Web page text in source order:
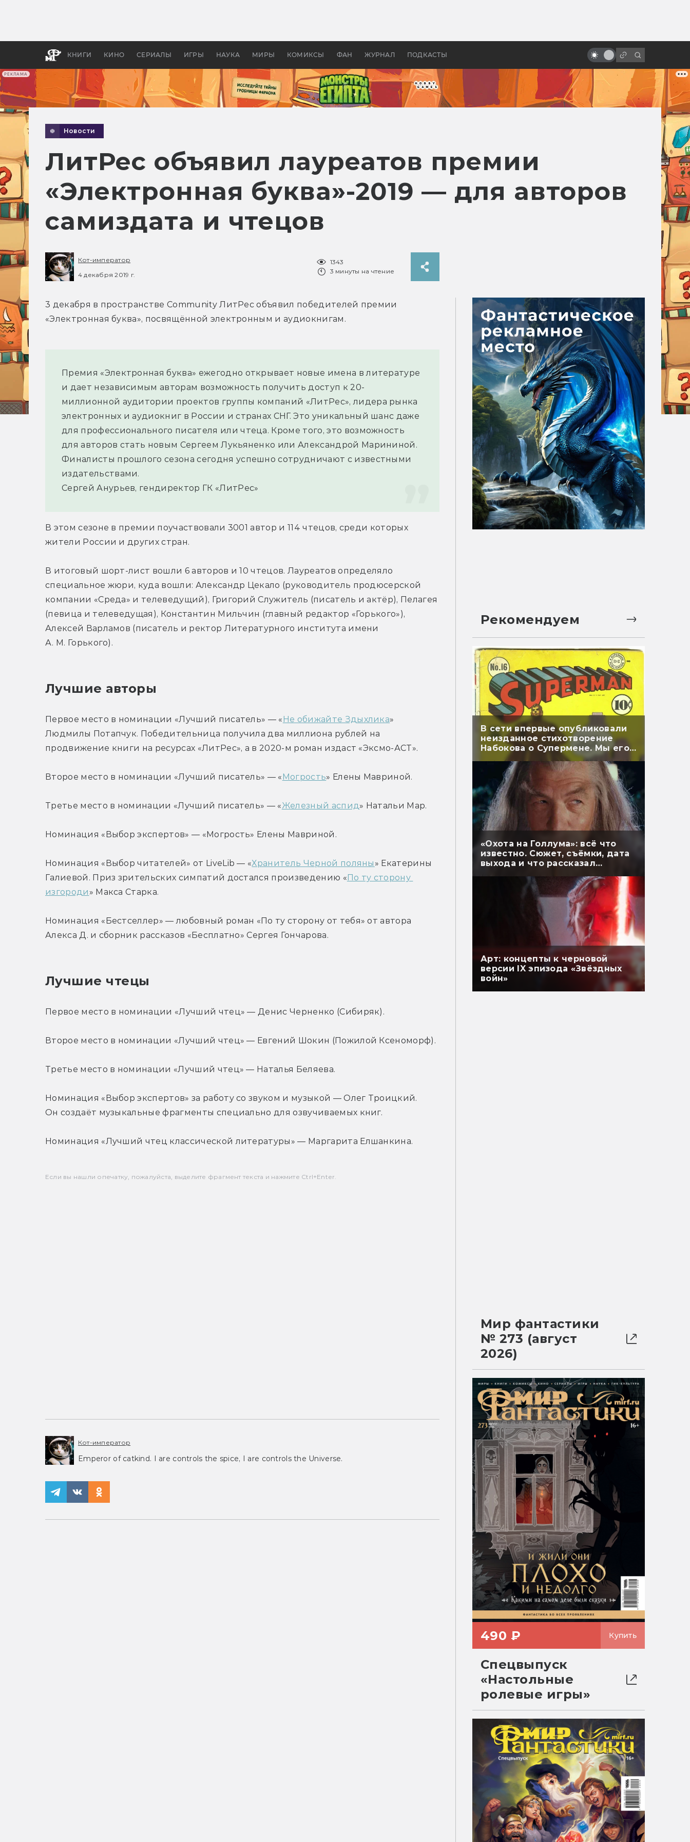
РЕКЛАМА
КНИГИ КИНО СЕРИАЛЫ ИГРЫ НАУКА МИРЫ КОМИКСЫ ФАН ЖУРНАЛ ПОДКАСТЫ
бы «Властелина колец»
Древней Грецией
страньше!
Новости
ЛитРес объявил лауреатов премии
«Электронная буква»-2019 — для авторов
самиздата и чтецов
Кот-император
4 декабря 2019 г.
1343
3 минуты на чтение
3 декабря в пространстве Community ЛитРес объявил победителей премии
«Электронная буква», посвящённой электронным и аудиокнигам.
Премия «Электронная буква» ежегодно открывает новые имена в литературе
и дает независимым авторам возможность получить доступ к 20-
миллионной аудитории проектов группы компаний «ЛитРес», лидера рынка
электронных и аудиокниг в России и странах СНГ. Это уникальный шанс даже
для профессионального писателя или чтеца. Кроме того, это возможность
для авторов стать новым Сергеем Лукьяненко или Александрой Марининой.
Финалисты прошлого сезона сегодня успешно сотрудничают с известными
издательствами.
Сергей Анурьев, гендиректор ГК «ЛитРес»
В этом сезоне в премии поучаствовали 3001 автор и 114 чтецов, среди которых
жители России и других стран.
В итоговый шорт-лист вошли 6 авторов и 10 чтецов. Лауреатов определяло
специальное жюри, куда вошли: Александр Цекало (руководитель продюсерской
компании «Среда» и телеведущий), Григорий Служитель (писатель и актёр), Пелагея
(певица и телеведущая), Константин Мильчин (главный редактор «Горького»),
Алексей Варламов (писатель и ректор Литературного института имени
А. М. Горького).
Лучшие авторы
Первое место в номинации «Лучший писатель» — « Не обижайте Здыхлика»
Людмилы Потапчук. Победительница получила два миллиона рублей на
продвижение книги на ресурсах «ЛитРес», а в 2020-м роман издаст «Эксмо-АСТ».
Второе место в номинации «Лучший писатель» — « Могрость» Елены Мавриной.
Третье место в номинации «Лучший писатель» — «Железный аспид» Натальи Мар.
Номинация «Выбор экспертов» — «Могрость» Елены Мавриной.
Номинация «Выбор читателей» от LiveLib — «Хранитель Черной поляны » Екатерины
Галиевой. Приз зрительских симпатий достался произведению « По ту сторону
изгороди » Макса Старка.
Номинация «Бестселлер» — любовный роман «По ту сторону от тебя» от автора
Алекса Д. и сборник рассказов «Бесплатно» Сергея Гончарова.
Лучшие чтецы
Первое место в номинации «Лучший чтец» — Денис Черненко (Сибиряк).
Второе место в номинации «Лучший чтец» — Евгений Шокин (Пожилой Ксеноморф).
Третье место в номинации «Лучший чтец» — Наталья Беляева.
Номинация «Выбор экспертов» за работу со звуком и музыкой — Олег Троицкий.
Он создаёт музыкальные фрагменты специально для озвучиваемых книг.
Номинация «Лучший чтец классической литературы» — Маргарита Елшанкина.
Если вы нашли опечатку, пожалуйста, выделите фрагмент текста и нажмите Ctrl+Enter.
Кот-император
Emperor of catkind. I are controls the spice, I are controls the Universe.
Рекомендуем
В сети впервые опубликовали
неизданное стихотворение
Набокова о Супермене. Мы его
перевели
«Охота на Голлума»: всё что
известно. Сюжет, съёмки, дата
выхода и что рассказал
Арт: концепты к черновой
версии IX эпизода «Звёздных
войн»
Мир фантастики
№ 273 (август
2026)
490 ₽ Купить
Спецвыпуск
«Настольные
ролевые игры»